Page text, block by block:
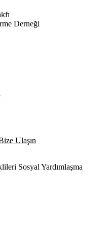
Derneği
Ulaşın
Sosyal Yardımlaşma